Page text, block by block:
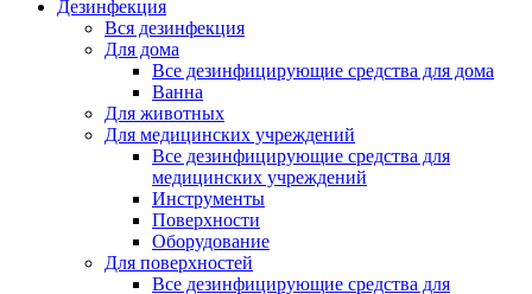
Дезинфекция
Вся дезинфекция
Для дома
Все дезинфицирующие средства для дома
Ванна
Для животных
Для медицинских учреждений
Все дезинфицирующие средства для
медицинских учреждений
Инструменты
Поверхности
Оборудование
Для поверхностей
Все дезинфицирующие средства для